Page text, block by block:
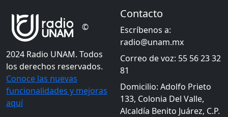
©
2024 Radio UNAM. Todos
los derechos reservados.
Conoce las nuevas
funcionalidades y mejoras
aquí
Contacto
Escríbenos a:
radio@unam.mx
Correo de voz: 55 56 23 32
81
Domicilio: Adolfo Prieto
133, Colonia Del Valle,
Alcaldía Benito Juárez, C.P.